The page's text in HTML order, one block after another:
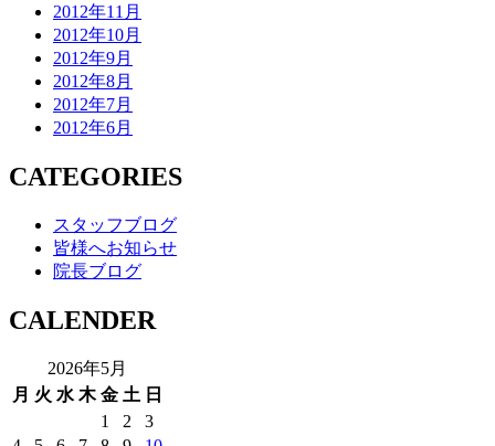
2012年11月
2012年10月
2012年9月
2012年8月
2012年7月
2012年6月
CATEGORIES
スタッフブログ
皆様へお知らせ
院長ブログ
CALENDER
2026年5月
月 火 水 木 金 土 日
1
2
3